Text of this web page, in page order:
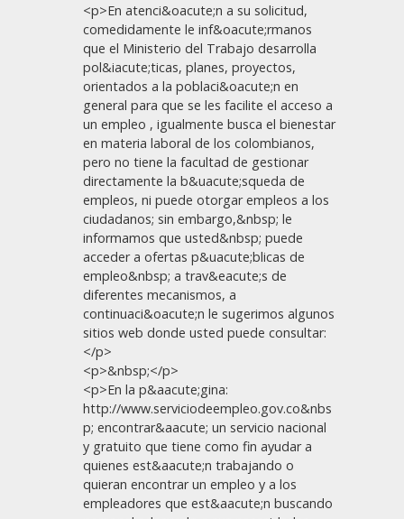
<p>En atenci&oacute;n a su solicitud,
comedidamente le inf&oacute;rmanos
que el Ministerio del Trabajo desarrolla
pol&iacute;ticas, planes, proyectos,
orientados a la poblaci&oacute;n en
general para que se les facilite el acceso a
un empleo , igualmente busca el bienestar
en materia laboral de los colombianos,
pero no tiene la facultad de gestionar
directamente la b&uacute;squeda de
empleos, ni puede otorgar empleos a los
ciudadanos; sin embargo,&nbsp; le
informamos que usted&nbsp; puede
acceder a ofertas p&uacute;blicas de
empleo&nbsp; a trav&eacute;s de
diferentes mecanismos, a
continuaci&oacute;n le sugerimos algunos
sitios web donde usted puede consultar:
</p>
<p>&nbsp;</p>
<p>En la p&aacute;gina:
http://www.serviciodeempleo.gov.co&nbs
p; encontrar&aacute; un servicio nacional
y gratuito que tiene como fin ayudar a
quienes est&aacute;n trabajando o
quieran encontrar un empleo y a los
empleadores que est&aacute;n buscando